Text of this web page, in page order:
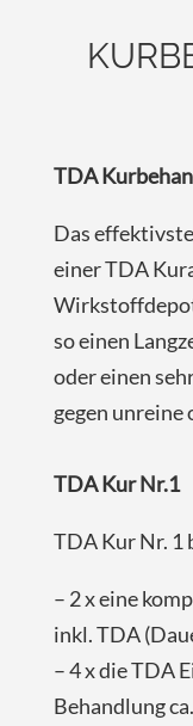
TDA
Das
einer TDA
so einen
oder einen
gegen unreine
TDA Kur Nr.1
TDA Kur Nr. 1
– 2 x eine
inkl. TDA
– 4 x die TDA
Behandlung